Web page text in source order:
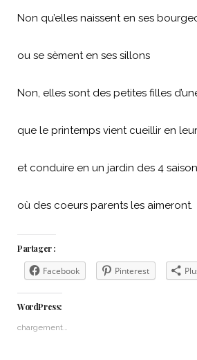
Non qu’elles naissent en ses
ou se sèment en ses sillons
Non, elles sont des petites filles
que le printemps vient cueillir en
et conduire en un jardin des 4
où des coeurs parents les aimeront.
Partager :
Facebook Pinterest
WordPress:
chargement…